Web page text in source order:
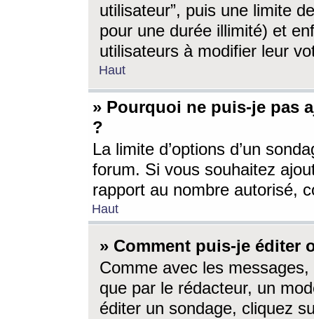
utilisateur”, puis une limite
pour une durée illimité) et
utilisateurs à modifier leur
Haut
» Pourquoi ne puis-je pas
?
La limite d’options d’un
forum. Si vous souhaitez
rapport au nombre autorisé,
Haut
» Comment puis-je éditer
Comme avec les
que par le rédacteur, un
éditer un sondage, cliquez